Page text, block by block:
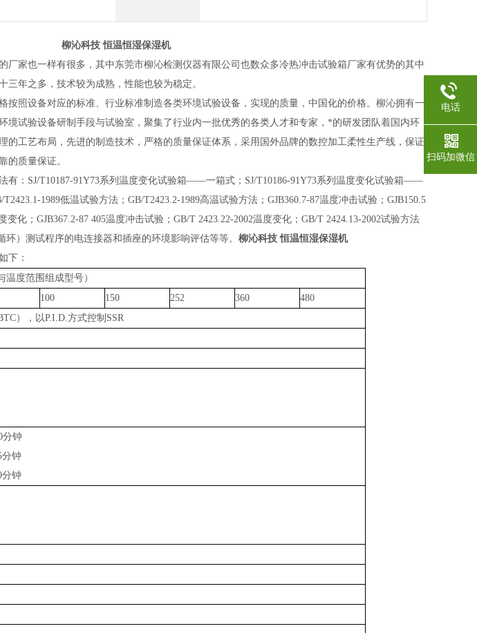
柳沁科技 恒温恒湿保湿机
厂家也一样有很多，其中东莞市柳沁检测仪器有限公司也数众多冷热冲击试验箱厂家有优势的其中
年之多，技术较为成熟，性能也较为稳定。
按照设备对应的标准、行业标准制造各类环境试验设备，实现的质量，中国化的价格。柳沁拥有一
境试验设备研制手段与试验室，聚集了行业内一批优秀的各类人才和专家，*的研发团队着国内环
的工艺布局，先进的制造技术，严格的质量保证体系，采用国外品牌的数控加工柔性生产线，保证
的质量保证。
有： SJ/T10187-91Y73系列温度变化试验箱——一箱式；SJ/T10186-91Y73系列温度变化试验箱——
1989低温试验方法；GB/T2423.2-1989高温试验方法；GJB360.7-87温度冲击试验；GJB150.5
化；GJB367.2-87 405温度冲击试验；GB/T 2423.22-2002温度变化；GB/T 2424.13-2002试验方法
）测试程序的电连接器和插座的环境影响评估等等。 柳沁科技 恒温恒湿保湿机
下：
温度范围组成型号）
100 150 252 360
480
），以P.I.D.方式控制SSR
钟
钟
钟
电话
扫码加微信